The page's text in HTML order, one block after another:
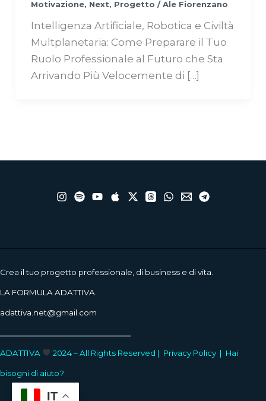
Motivazione, Next, Progetto /Ale Fiorenzano
Intelligenza Artificiale, Robotica e Civiltà
Multplanetaria: Come Preparare il Tuo
Ruolo Professionale al Futuro che Sta
Arrivando Più Velocemente di […]
Crea il tuo progetto professionale, di business e di vita.
LA FORMULA ADATTIVA.
adattiva.net@gmail.com
ADATTIVA 2024 – All Rights Reserved | Privacy Policy | Hai
bisogni di aiuto?
IT